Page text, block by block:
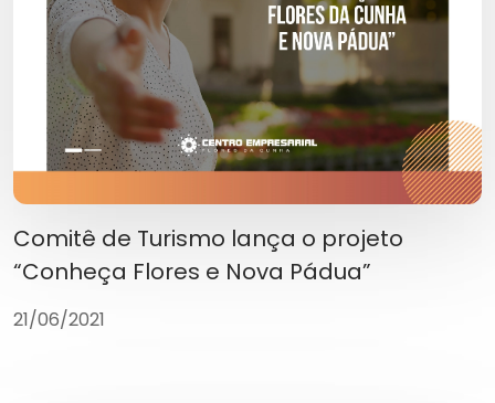
Comitê de Turismo lança o projeto
“Conheça Flores e Nova Pádua”
21/06/2021